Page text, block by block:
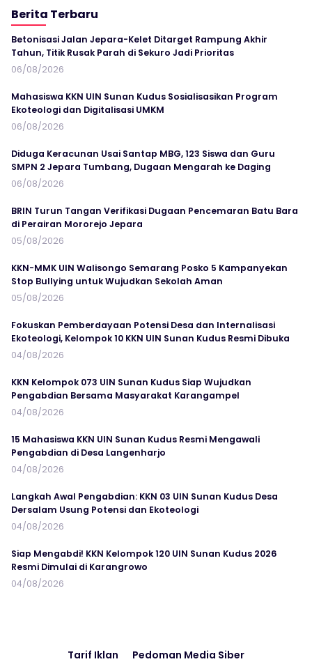
Berita Terbaru
Betonisasi Jalan Jepara-Kelet Ditarget Rampung Akhir
Tahun, Titik Rusak Parah di Sekuro Jadi Prioritas
06/08/2026
Mahasiswa KKN UIN Sunan Kudus Sosialisasikan Program
Ekoteologi dan Digitalisasi UMKM
06/08/2026
Diduga Keracunan Usai Santap MBG, 123 Siswa dan Guru
SMPN 2 Jepara Tumbang, Dugaan Mengarah ke Daging
06/08/2026
BRIN Turun Tangan Verifikasi Dugaan Pencemaran Batu Bara
di Perairan Mororejo Jepara
05/08/2026
KKN-MMK UIN Walisongo Semarang Posko 5 Kampanyekan
Stop Bullying untuk Wujudkan Sekolah Aman
05/08/2026
Fokuskan Pemberdayaan Potensi Desa dan Internalisasi
Ekoteologi, Kelompok 10 KKN UIN Sunan Kudus Resmi Dibuka
04/08/2026
KKN Kelompok 073 UIN Sunan Kudus Siap Wujudkan
Pengabdian Bersama Masyarakat Karangampel
04/08/2026
15 Mahasiswa KKN UIN Sunan Kudus Resmi Mengawali
Pengabdian di Desa Langenharjo
04/08/2026
Langkah Awal Pengabdian: KKN 03 UIN Sunan Kudus Desa
Dersalam Usung Potensi dan Ekoteologi
04/08/2026
Siap Mengabdi! KKN Kelompok 120 UIN Sunan Kudus 2026
Resmi Dimulai di Karangrowo
04/08/2026
Tarif Iklan Pedoman Media Siber